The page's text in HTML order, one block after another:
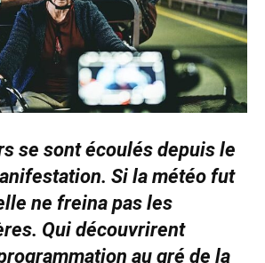
se sont écoulés depuis le
Si la météo fut
ne freina pas les
Qui découvrirent
au gré de la